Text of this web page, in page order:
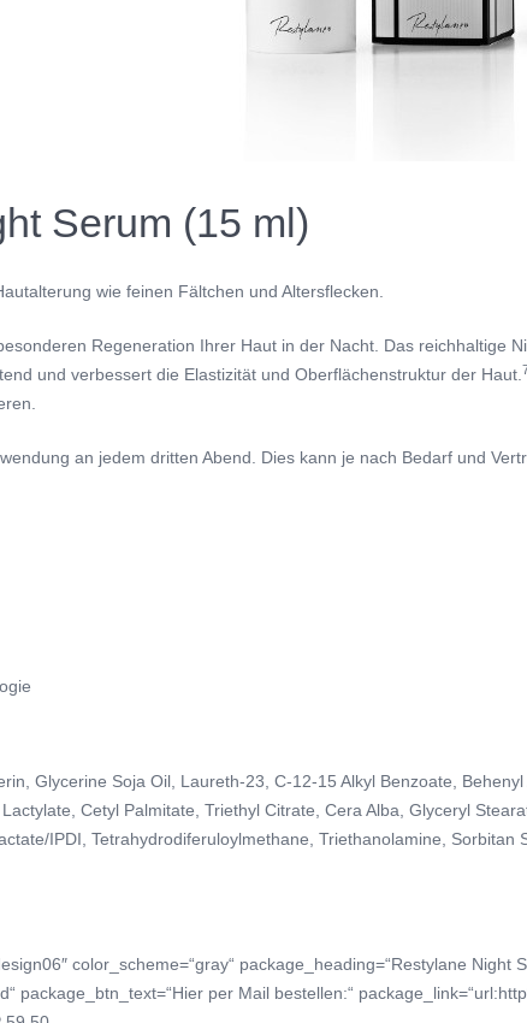
Serum (15 ml)
wie feinen Fältchen und Altersflecken.
Regeneration Ihrer Haut in der Nacht. Das reichhaltige
und verbessert die Elastizität und Oberflächenstruktur der Haut.
an jedem dritten Abend. Dies kann je nach Bedarf und
Glycerine Soja Oil, Laureth-23, C-12-15 Alkyl Benzoate,
Cetyl Palmitate, Triethyl Citrate, Cera Alba, Glyceryl
IPDI, Tetrahydrodiferuloylmethane, Triethanolamine, Sorbitan
color_scheme=“gray“ package_heading=“Restylane Night
package_btn_text=“Hier per Mail bestellen:“